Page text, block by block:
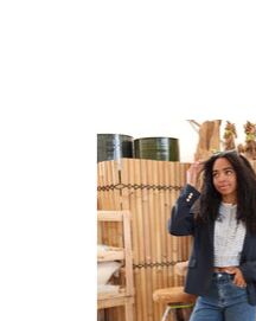
Articles du carrousel